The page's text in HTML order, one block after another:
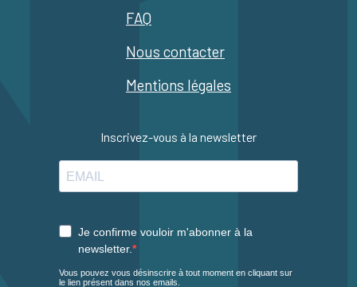
FAQ
Nous contacter
Mentions légales
Inscrivez-vous à la newsletter